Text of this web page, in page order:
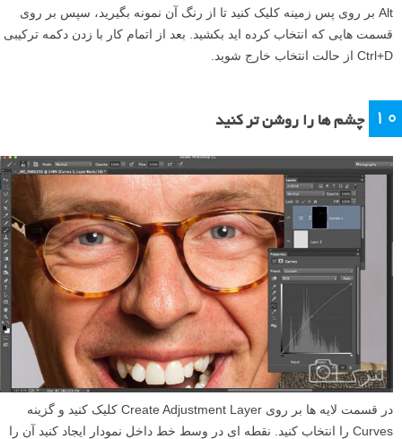
Alt بر روی پس زمینه کلیک کنید تا از رنگ آن نمونه بگیرید، سپس بر روی
قسمت هایی که انتخاب کرده اید بکشید. بعد از اتمام کار با زدن دکمه ترکیبی
Ctrl+D از حالت انتخاب خارج شوید.
۱۰ چشم ها را روشن تر کنید
در قسمت لایه ها بر روی Create Adjustment Layer کلیک کنید و گزینه
Curves را انتخاب کنید. نقطه ای در وسط خط داخل نمودار ایجاد کنید آن را